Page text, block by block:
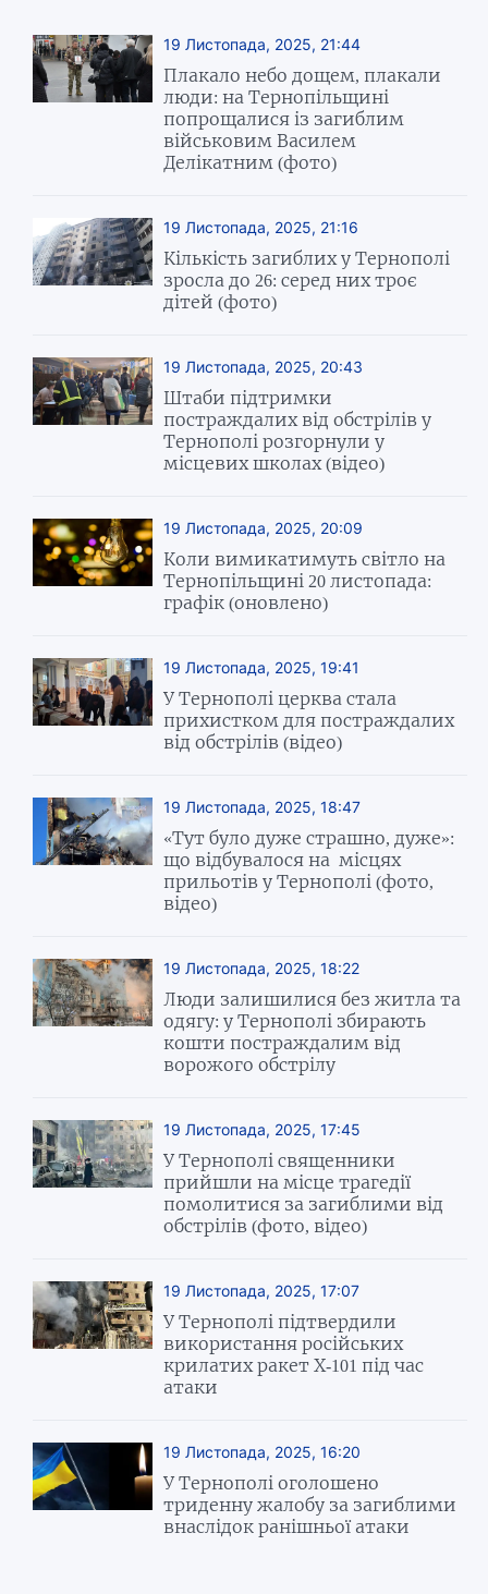
19 Листопада, 2025, 21:44
Плакало небо дощем, плакали
люди: на Тернопільщині
попрощалися із загиблим
військовим Василем
Делікатним (фото)
19 Листопада, 2025, 21:16
Кількість загиблих у Тернополі
зросла до 26: серед них троє
дітей (фото)
19 Листопада, 2025, 20:43
Штаби підтримки
постраждалих від обстрілів у
Тернополі розгорнули у
місцевих школах (відео)
19 Листопада, 2025, 20:09
Коли вимикатимуть світло на
Тернопільщині 20 листопада:
графік (оновлено)
19 Листопада, 2025, 19:41
У Тернополі церква стала
прихистком для постраждалих
від обстрілів (відео)
19 Листопада, 2025, 18:47
«Тут було дуже страшно, дуже»:
що відбувалося на місцях
прильотів у Тернополі (фото,
відео)
19 Листопада, 2025, 18:22
Люди залишилися без житла та
одягу: у Тернополі збирають
кошти постраждалим від
ворожого обстрілу
19 Листопада, 2025, 17:45
У Тернополі священники
прийшли на місце трагедії
помолитися за загиблими від
обстрілів (фото, відео)
19 Листопада, 2025, 17:07
У Тернополі підтвердили
використання російських
крилатих ракет Х-101 під час
атаки
19 Листопада, 2025, 16:20
У Тернополі оголошено
триденну жалобу за загиблими
внаслідок ранішньої атаки